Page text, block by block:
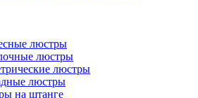
люстры
люстры
люстры
люстры
на штанге